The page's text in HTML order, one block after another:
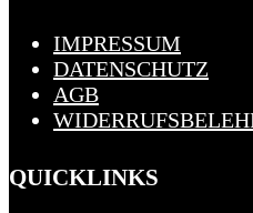
IMPRESSUM
DATENSCHUTZ
AGB
QUICKLINKS